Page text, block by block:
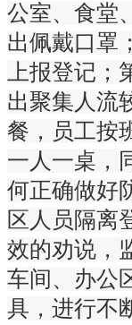
公室、食堂
出佩戴口罩
上报登记
出聚集人流
餐，员工按
一人一桌，
何正确做好
区人员隔离
效的劝说，
车间、办公
具，进行不